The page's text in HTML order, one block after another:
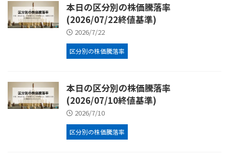
本日の区分別の株価騰落率
(2026/07/22終値基準)
2026/7/22
区分別の株価騰落率
本日の区分別の株価騰落率
(2026/07/10終値基準)
2026/7/10
区分別の株価騰落率